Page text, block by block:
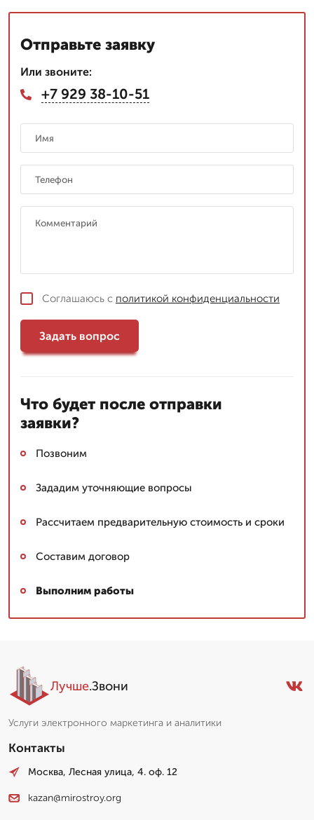
Отправьте заявку
Или звоните:
+7 929 38-10-51
Соглашаюсь с политикой конфиденциальности
Задать вопрос
Что будет после отправки
заявки?
Позвоним
Зададим уточняющие вопросы
Рассчитаем предварительную стоимость и сроки
Составим договор
Выполним работы
Лучше.Звони
Услуги электронного маркетинга и аналитики
Контакты
Москва, Лесная улица, 4. оф. 12
kazan@mirostroy.org